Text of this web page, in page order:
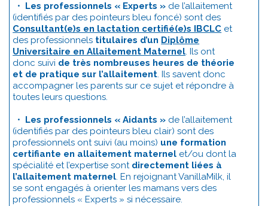
• Les professionnels « Experts » de l’allaitement
(identifiés par des pointeurs bleu foncé) sont des
Consultant(e)s en lactation certifié(e)s IBCLC et
des professionnels titulaires d’un Diplôme
Universitaire en Allaitement Maternel. Ils ont
donc suivi de très nombreuses heures de théorie
et de pratique sur l’allaitement. Ils savent donc
accompagner les parents sur ce sujet et répondre à
toutes leurs questions.
• Les professionnels « Aidants » de l’allaitement
(identifiés par des pointeurs bleu clair) sont des
professionnels ont suivi (au moins) une formation
certifiante en allaitement maternel et/ou dont la
spécialité et l’expertise sont directement liées à
l’allaitement maternel. En rejoignant VanillaMilk, il
se sont engagés à orienter les mamans vers des
professionnels « Experts » si nécessaire.